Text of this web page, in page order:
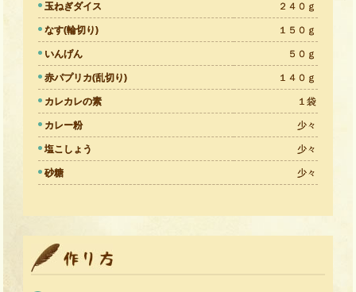
玉ねぎダイス ２４０ｇ
なす(輪切り) １５０ｇ
いんげん ５０ｇ
赤パプリカ(乱切り) １４０ｇ
カレカレの素 １袋
カレー粉 少々
塩こしょう 少々
砂糖 少々